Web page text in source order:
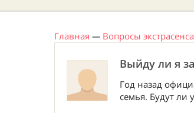
Главная — Вопросы
Выйду ли я
Год назад
семья. Будут ли